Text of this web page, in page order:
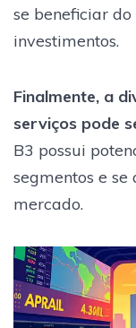
se beneficiar
investimentos.
Finalmente, a
serviços pode
B3 possui
segmentos e
mercado.